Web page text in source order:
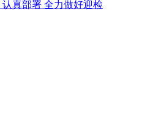
认真部署 全力做好迎检